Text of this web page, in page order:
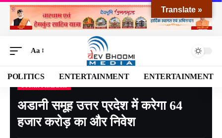
Aa
POLITICS ENTERTAINMENT ENTERTAINMENT
Devbhoomi Media>Blog>NATIONAL>Uttar Pradesh>अडानी समूह उत्तर प्रदेश में करेगा 64 हजार करोड़ का और निवेश
अडानी समूह उत्तर प्रदेश में करेगा 64
हजार करोड़ का और निवेश
Translate »